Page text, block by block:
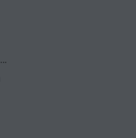
Chevrolet Camaro SS 396 LS3 Coupe Aut. 1971